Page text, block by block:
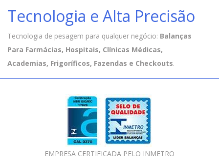
Tecnologia e Alta Precisão
Tecnologia de pesagem para qualquer negócio: Balanças
Para Farmácias, Hospitais, Clínicas Médicas,
Academias, Frigoríficos, Fazendas e Checkouts.
EMPRESA CERTIFICADA PELO INMETRO